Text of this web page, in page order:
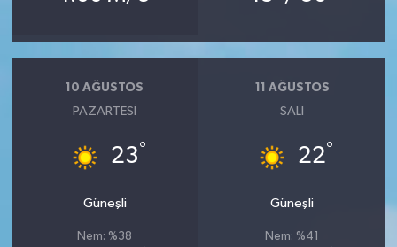
10 AĞUSTOS
PAZARTESI
23°
Güneşli
Nem: %38
11 AĞUSTOS
SALI
22°
Güneşli
Nem: %41